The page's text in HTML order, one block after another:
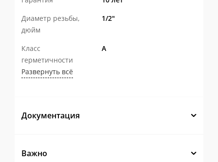
Конструкция с ремонтопригодной
горловиной
уплотнением штока, эргономичной
ручкой с возможностью опломбировки
и оптимальным количеством витков
контроль качества
Диаметр резьбы,
дюйм
1/2"
Класс
герметичности
А
Развернуть всё
Документация
Важно